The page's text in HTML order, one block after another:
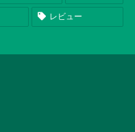
レビュー